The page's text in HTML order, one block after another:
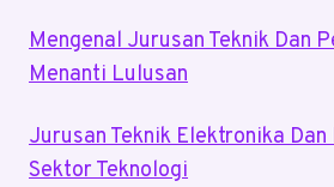
Mengenal Jurusan Teknik Dan
Menanti Lulusan
Jurusan Teknik Elektronika
Sektor Teknologi